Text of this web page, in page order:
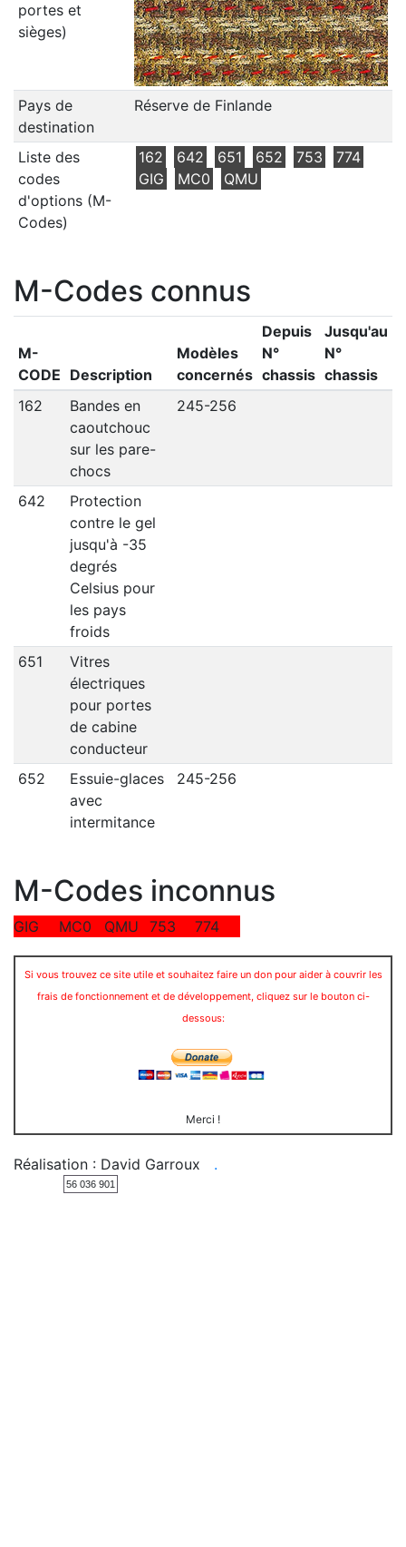
portes et
sièges)
Pays de
destination
Réserve de Finlande
Liste des
codes
d'options (M-
Codes)
162 642 651 652 753
774
GIG
MC0 QMU
M-Codes connus
M-
CODE Description
Modèles
concernés
Depuis
N°
chassis
Jusqu'au
N°
chassis
162
Bandes en
caoutchouc
sur les pare-
chocs
245-256
642
Protection
contre le gel
jusqu'à -35
degrés
Celsius pour
les pays
froids
651
Vitres
électriques
pour portes
de cabine
conducteur
652
Essuie-glaces
avec
intermitance
245-256
M-Codes inconnus
GIG MC0 QMU 753 774
Si vous trouvez ce site utile et souhaitez faire un don pour aider à couvrir les
frais de fonctionnement et de développement, cliquez sur le bouton ci-
dessous:
Merci !
Réalisation : David Garroux .
56 036 901